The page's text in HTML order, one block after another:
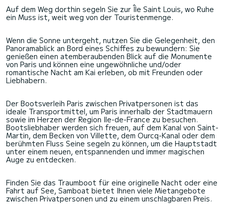
Auf dem Weg dorthin segeln Sie zur Île Saint Louis, wo Ruhe
ein Muss ist, weit weg von der Touristenmenge.
Wenn die Sonne untergeht, nutzen Sie die Gelegenheit, den
Panoramablick an Bord eines Schiffes zu bewundern: Sie
genießen einen atemberaubenden Blick auf die Monumente
von Paris und können eine ungewöhnliche und/oder
romantische Nacht am Kai erleben, ob mit Freunden oder
Liebhabern.
Der Bootsverleih Paris zwischen Privatpersonen ist das
ideale Transportmittel, um Paris innerhalb der Stadtmauern
sowie im Herzen der Region Ile-de-France zu besuchen.
Bootsliebhaber werden sich freuen, auf dem Kanal von Saint-
Martin, dem Becken von Villette, dem Ourcq-Kanal oder dem
berühmten Fluss Seine segeln zu können, um die Hauptstadt
unter einem neuen, entspannenden und immer magischen
Auge zu entdecken.
Finden Sie das Traumboot für eine originelle Nacht oder eine
Fahrt auf See, Samboat bietet Ihnen viele Mietangebote
zwischen Privatpersonen und zu einem unschlagbaren Preis.